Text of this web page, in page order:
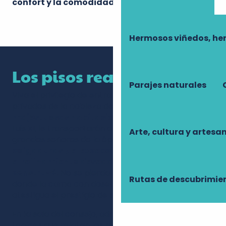
Hermosos viñedos,
Parajes naturales
Arte, cultura y
Rutas de
Los pisos reales
Luis XI, le transportarán a la intimidad de los
Las suntuosas
No se pierda el dormitorio de estado,
donde la cama con dosel ricamente tallada